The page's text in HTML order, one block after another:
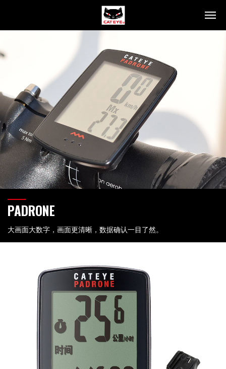
尾灯
智能同步车灯 码表
车身商品 人身商品
码表介绍
灯光介绍
技术支持
关于猫眼
Language
PADRONE
大画面大数字，画面更清晰，数据确认一目了然。